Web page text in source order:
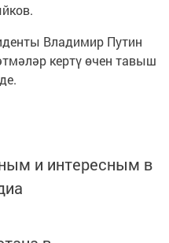
Владимир Путин
кертү өчен тавыш
и интересным в